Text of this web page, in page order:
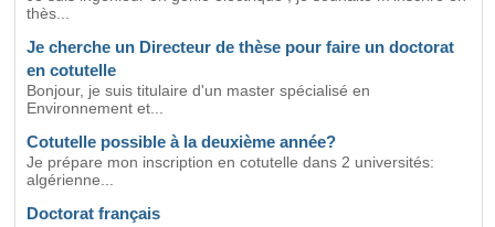
thès...
Je cherche un Directeur de thèse pour faire un doctorat
en cotutelle
Bonjour, je suis titulaire d'un master spécialisé en
Environnement et...
Cotutelle possible à la deuxième année?
Je prépare mon inscription en cotutelle dans 2 universités:
algérienne...
Doctorat français